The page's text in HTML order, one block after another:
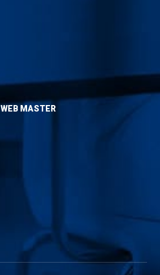
WEB MASTER
RSS